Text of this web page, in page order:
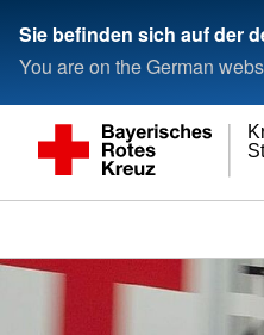
Sie befinden sich auf der
You are on the German